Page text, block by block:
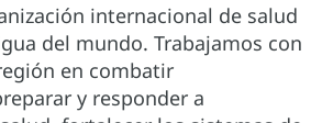
internacional de salud
del mundo. Trabajamos con
en combatir
y responder a